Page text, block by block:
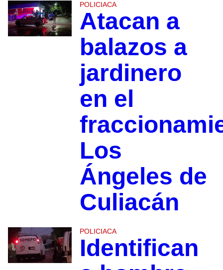
POLICIACA
Atacan a
balazos a
jardinero
en el
Los
Ángeles de
Culiacán
POLICIACA
Identifican